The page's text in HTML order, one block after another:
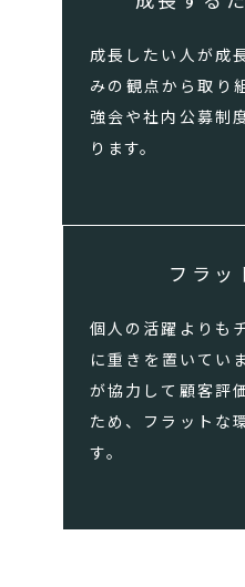
成長したい人が成
みの観点から取り
強会や社内公募制
ります。
フラッ
個人の活躍よりも
に重きを置いてい
が協力して顧客評
ため、フラットな
す。